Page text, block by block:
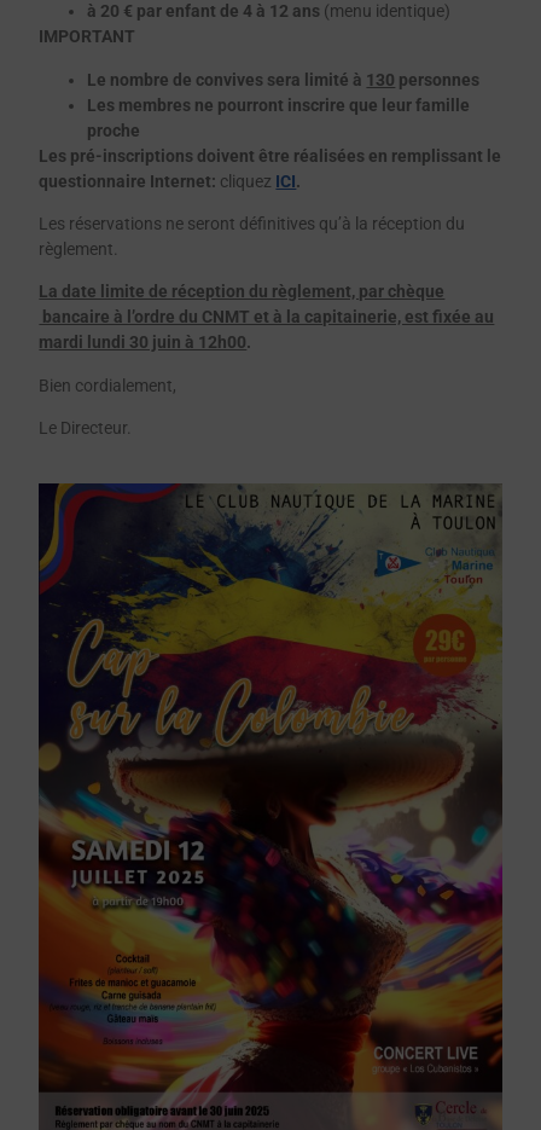
à 20 € par enfant de 4 à 12 ans (menu identique)
IMPORTANT
Le nombre de convives sera limité à 130 personnes
Les membres ne pourront inscrire que leur famille
proche
Les pré-inscriptions doivent être réalisées en remplissant le
questionnaire Internet: cliquez ICI.
Les réservations ne seront définitives qu’à la réception du
règlement.
La date limite de réception du règlement, par chèque
bancaire à l’ordre du CNMT et à la capitainerie, est fixée au
mardi lundi 30 juin à 12h00.
Bien cordialement,
Le Directeur.